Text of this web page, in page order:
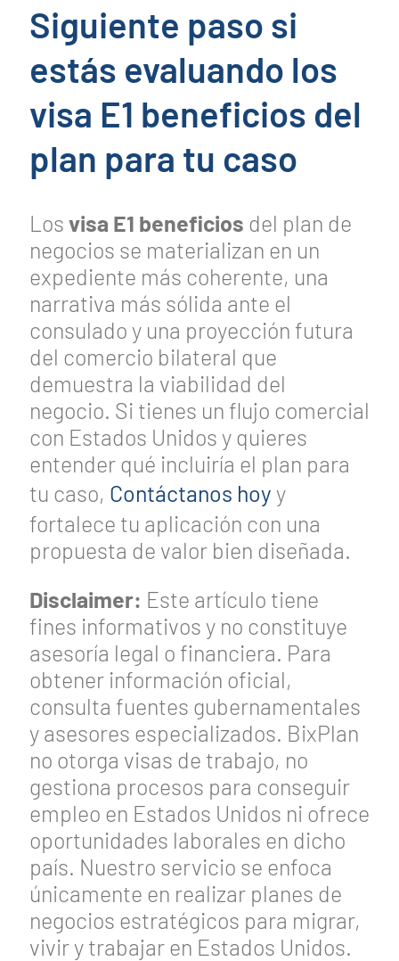
Siguiente paso si
estás evaluando los
visa E1 beneficios del
plan para tu caso
Los visa E1 beneficios del plan de
negocios se materializan en un
expediente más coherente, una
narrativa más sólida ante el
consulado y una proyección futura
del comercio bilateral que
demuestra la viabilidad del
negocio. Si tienes un flujo comercial
con Estados Unidos y quieres
entender qué incluiría el plan para
tu caso, Contáctanos hoy y
fortalece tu aplicación con una
propuesta de valor bien diseñada.
Disclaimer: Este artículo tiene
fines informativos y no constituye
asesoría legal o financiera. Para
obtener información oficial,
consulta fuentes gubernamentales
y asesores especializados. BixPlan
no otorga visas de trabajo, no
gestiona procesos para conseguir
empleo en Estados Unidos ni ofrece
oportunidades laborales en dicho
país. Nuestro servicio se enfoca
únicamente en realizar planes de
negocios estratégicos para migrar,
vivir y trabajar en Estados Unidos.